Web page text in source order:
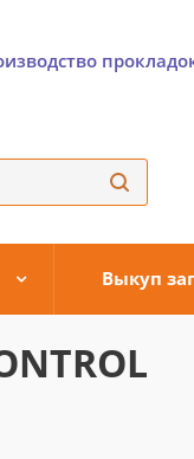
Выкуп